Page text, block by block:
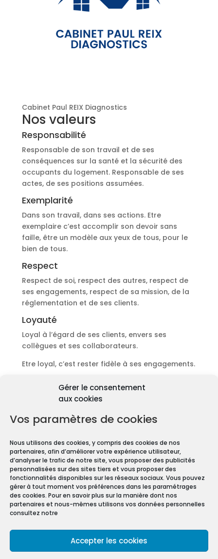
Gérer le consentement
aux cookies
Vos paramètres de cookies
Nous utilisons des cookies, y compris des cookies de nos
partenaires, afin d’améliorer votre expérience utilisateur,
d’analyser le trafic de notre site, vous proposer des publicités
personnalisées sur des sites tiers et vous proposer des
fonctionnalités disponibles sur les réseaux sociaux. Vous pouvez
gérer à tout moment vos préférences dans les paramétrages
des cookies. Pour en savoir plus sur la manière dont nos
partenaires et nous-mêmes utilisons vos données personnelles
consultez notre
Accepter les cookies
Cabinet Paul REIX Diagnostics
Nos valeurs
Responsabilité
Responsable de son travail et de ses
conséquences sur la santé et la sécurité des
occupants du logement. Responsable de ses
actes, de ses positions assumées.
Exemplarité
Dans son travail, dans ses actions. Etre
exemplaire c’est accomplir son devoir sans
faille, être un modèle aux yeux de tous, pour le
bien de tous.
Respect
Respect de soi, respect des autres, respect de
ses engagements, respect de sa mission, de la
réglementation et de ses clients.
Loyauté
Loyal à l’égard de ses clients, envers ses
collègues et ses collaborateurs.
Etre loyal, c’est rester fidèle à ses engagements.
Découvrir les diagnostics
Pourquoi les diagnostics
immobiliers sont
obligatoires ?
Carrez, les diagnostics immobiliers sont devenus
obligatoires pour toute transaction immobilière.
En effet, que vous vendiez ou louiez une maison
ou un appartement, vous devez constituer un
Dossier de Diagnostic Technique (DDT).
Mentions légales
Conditions Générales de Vente